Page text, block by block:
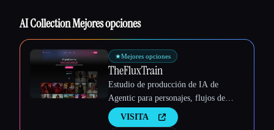
AI Collection Mejores opciones
★Mejores opciones
TheFluxTrain
Estudio de producción de IA de
Agentic para personajes, flujos de
trabajo y vídeos coherentes
VISITA